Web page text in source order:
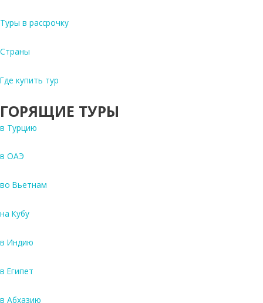
Туры в рассрочку
Страны
Где купить тур
ГОРЯЩИЕ ТУРЫ
в Турцию
в ОАЭ
во Вьетнам
на Кубу
в Индию
в Египет
в Абхазию